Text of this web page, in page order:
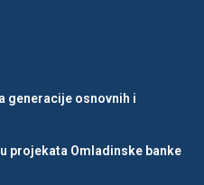
generacije osnovnih i
projekata Omladinske banke